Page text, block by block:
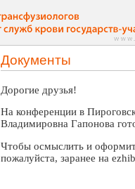
Документы
Дорогие друзья!
На конференции в
Владимировна Гапонова
Чтобы осмыслить и
пожалуйста, заранее на